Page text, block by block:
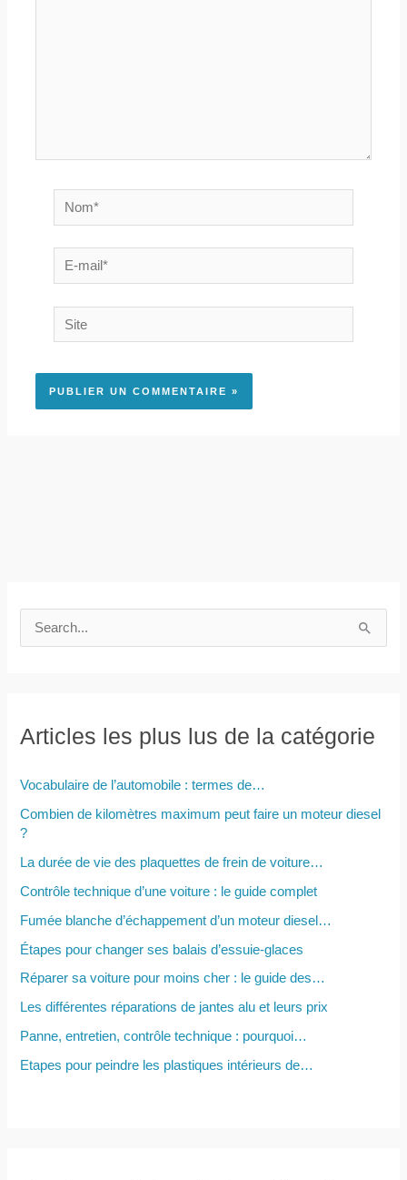
Nom*
E-
mail*
Site
e
e
c
e
r
Articles les plus lus de la catégorie
Vocabulaire de l’automobile : termes de…
Combien de kilomètres maximum peut faire un moteur diesel
?
La durée de vie des plaquettes de frein de voiture…
Contrôle technique d’une voiture : le guide complet
Fumée blanche d’échappement d’un moteur diesel…
Étapes pour changer ses balais d’essuie-glaces
Réparer sa voiture pour moins cher : le guide des…
Les différentes réparations de jantes alu et leurs prix
Panne, entretien, contrôle technique : pourquoi…
Etapes pour peindre les plastiques intérieurs de…